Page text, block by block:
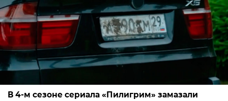
В 4-м сезоне сериала «Пилигрим» замазали